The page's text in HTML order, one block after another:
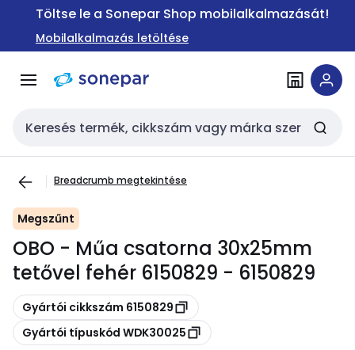
Ugrás a
Ugrás a
tartalomra
Töltse le a Sonepar Shop mobilalkalmazását!
Mobilalkalmazás letöltése
Keresési bemenet
Breadcrumb megtekintése
Megszűnt
OBO - Műa csatorna 30x25mm
tetővel fehér 6150829 - 6150829
Másolás
Gyártói cikkszám 6150829
Másolás
Gyártói típuskód WDK30025